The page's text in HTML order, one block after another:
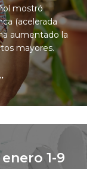
mostró
(acelerada
aumentado la
mayores.
1-9